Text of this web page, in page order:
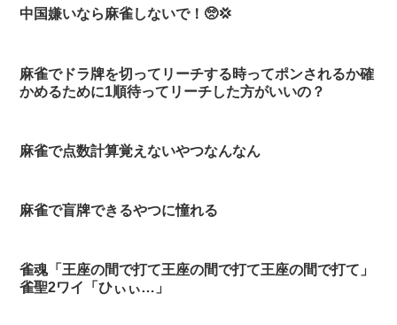
中国嫌いなら麻雀しないで！🥺💢
麻雀でドラ牌を切ってリーチする時ってポンされるか確
かめるために1順待ってリーチした方がいいの？
麻雀で点数計算覚えないやつなんなん
麻雀で盲牌できるやつに憧れる
雀魂「王座の間で打て王座の間で打て王座の間で打て」
雀聖2ワイ「ひぃぃ…」